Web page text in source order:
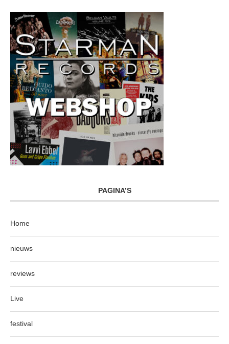
PAGINA’S
Home
nieuws
reviews
Live
festival